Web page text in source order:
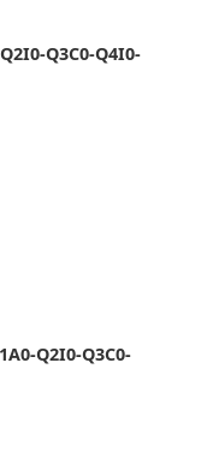
Q3C0-Q4I0-
Q2I0-Q3C0-